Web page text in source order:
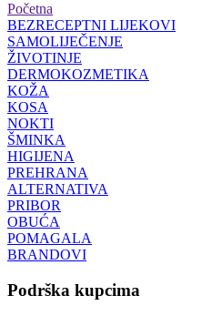
Početna
BEZRECEPTNI LIJEKOVI
SAMOLIJEČENJE
ŽIVOTINJE
DERMOKOZMETIKA
KOŽA
KOSA
NOKTI
ŠMINKA
HIGIJENA
PREHRANA
ALTERNATIVA
PRIBOR
OBUĆA
POMAGALA
BRANDOVI
Podrška kupcima